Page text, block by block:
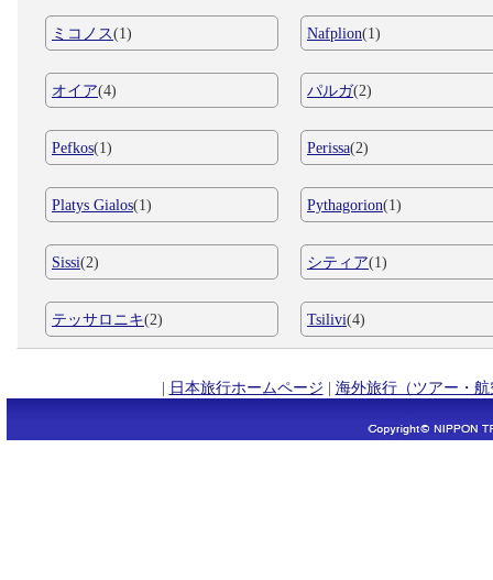
ミコノス(1) Nafplion(1)
オイア(4) パルガ(2)
Pefkos(1) Perissa(2)
Platys Gialos(1) Pythagorion(1)
Sissi(2) シティア(1)
テッサロニキ(2) Tsilivi(4)
| 日本旅行ホームページ | 海外旅行（ツアー・航